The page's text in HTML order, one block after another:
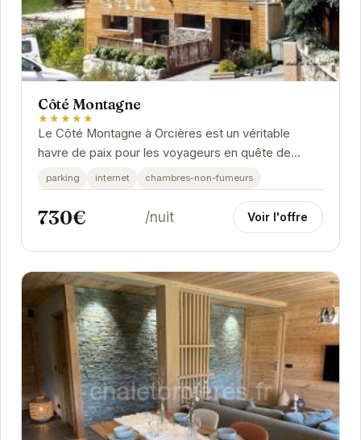
Côté Montagne
★★★★★
Le Côté Montagne à Orcières est un véritable
havre de paix pour les voyageurs en quête de
tranquillité et de nature. Offrant des prestations...
parking internet chambres-non-fumeurs
730€ /nuit Voir l'offre